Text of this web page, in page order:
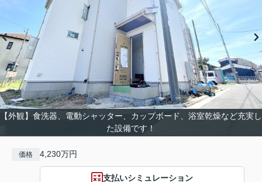
【外観】食洗器、電動シャッター、カップボード、浴室乾燥など充実し
た設備です！
価格 4,230万円
支払いシミュレーション